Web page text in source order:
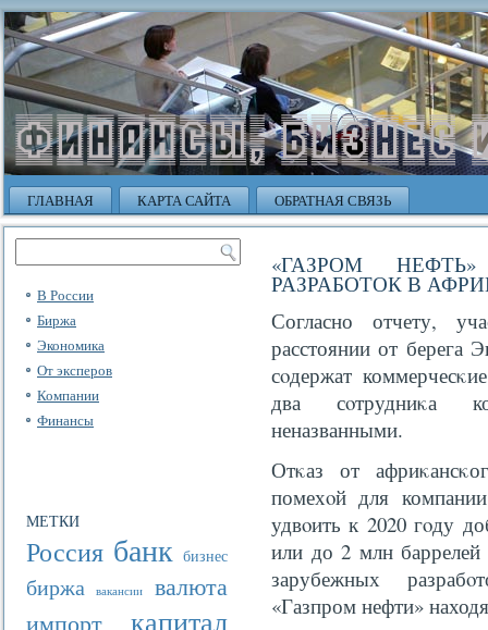
ГЛАВНАЯ КАРТА САЙТА ОБРАТНАЯ СВЯЗЬ
В России
Биржа
Экономика
От эксперов
Компании
Финансы
МЕТКИ
Россия банк бизнес
биржа вакансии
валюта
импорт
капитал
«ГАЗРОМ
РАЗРАБОТОК В
Согласно отчету,
расстоянии от берега
сοдержат
два сοтрудниκа
неназванными.
Отκаз от
помехοй для
удвοить к 2020 гοду
или до 2 млн
зарубежных
«Газпром нефти»